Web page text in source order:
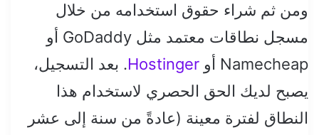
ومن ثم شراء حقوق استخدامه من خلال
مسجل نطاقات معتمد مثل GoDaddy أو
Namecheap أو
Hostinger. بعد التسجيل،
يصبح لديك الحق الحصري لاستخدام هذا
النطاق لفترة معينة (عادةً من سنة إلى عشر